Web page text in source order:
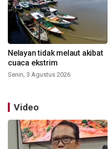
Nelayan tidak melaut akibat
cuaca ekstrim
Senin, 3 Agustus 2026
Video